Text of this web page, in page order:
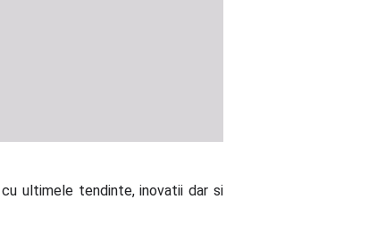
ultimele tendinte, inovatii dar si